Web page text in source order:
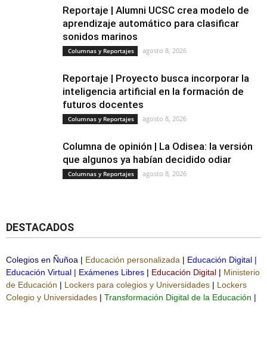
Reportaje | Alumni UCSC crea modelo de
aprendizaje automático para clasificar
sonidos marinos
Columnas y Reportajes agosto 8, 2026
Reportaje | Proyecto busca incorporar la
inteligencia artificial en la formación de
futuros docentes
Columnas y Reportajes agosto 8, 2026
Columna de opinión | La Odisea: la versión
que algunos ya habían decidido odiar
Columnas y Reportajes agosto 8, 2026
DESTACADOS
Colegios en Ñuñoa | Educación personalizada | Educación Digital |
Educación Virtual | Exámenes Libres | Educación Digital | Ministerio
de Educación | Lockers para colegios y Universidades | Lockers
Colegio y Universidades | Transformación Digital de la Educación |